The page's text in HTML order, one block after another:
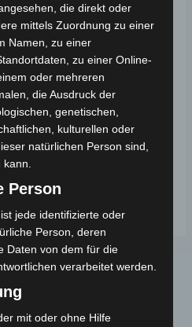
die direkt oder
mittels Zuordnung zu einer
Namen, zu einer
zu einer Online-
oder mehreren
die Ausdruck der
genetischen,
kulturellen oder
natürlichen Person sind,
Person
jede identifizierte oder
Person, deren
Daten von dem für die
verarbeitet werden.
mit oder ohne Hilfe